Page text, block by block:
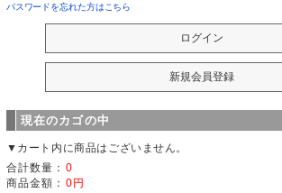
パスワードを忘れた方はこちら
現在のカゴの中
▼カート内に商品はございません。
合計数量： 0
商品金額： 0円